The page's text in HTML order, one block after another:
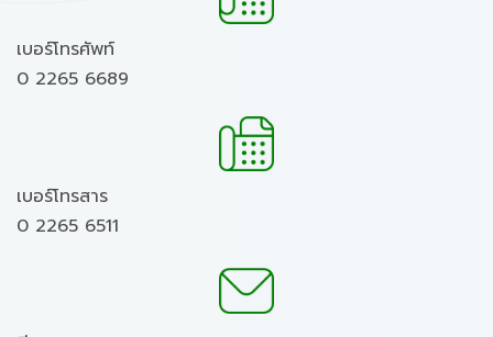
เบอร์โทรศัพท์
0 2265 6689
เบอร์โทรสาร
0 2265 6511